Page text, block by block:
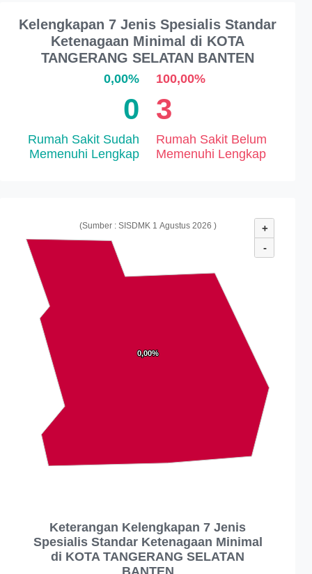
Kelengkapan 7 Jenis Spesialis Standar
Ketenagaan Minimal di KOTA
TANGERANG SELATAN BANTEN
0,00%
0
Rumah Sakit Sudah
Memenuhi Lengkap
100,00%
3
Rumah Sakit Belum
Memenuhi Lengkap
(Sumber : SISDMK 1 Agustus 2026 )
+
-
0,00%
0,00%
Keterangan Kelengkapan 7 Jenis
Spesialis Standar Ketenagaan Minimal
di KOTA TANGERANG SELATAN
BANTEN